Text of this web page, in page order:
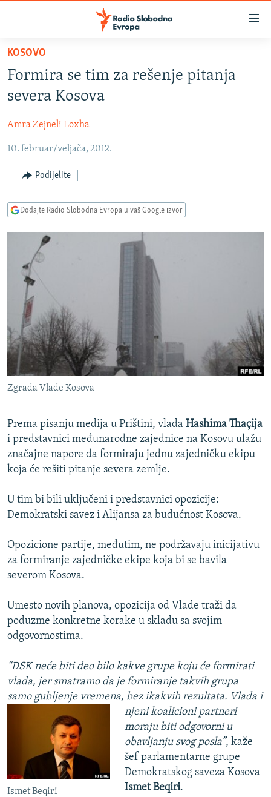
Pređite
glavni
sadržaj
na
navigaciju
Pređite
pretragu
KOSOVO
CRNA GORA
VIZUELNO
FOTOGALERIJE
INFOGRAFIKE
PODCASTI
RAT U UKRAJINI
KINA NA BALKANU
RSE PRIČE IZ SVIJETA
ISPRIČAJ MI
DNEVNO@RSE
SPECIJALI RSE
VIŠE OD NASLOVA
GENOCID U SREBRENICI
POPLAVE I KLIZIŠTA U BIH 2024.
POST SCRIPTUM
MOJA EVROPA
SVE KARTE DEJTONA
NASTANAK I RASPAD JUGOSLAVIJE
PRATITE NAS
Sve RFE/RL stranice
KOSOVO
Formira se tim za rešenje pitanja
severa Kosova
Amra Zejneli Loxha
10. februar/veljača, 2012.
Podijelite
Dodajte Radio Slobodna Evropa u vaš Google izvor
Zgrada Vlade Kosova
Prema pisanju medija u Prištini, vlada Hashima Thaçija
i predstavnici međunarodne zajednice na Kosovu ulažu
značajne napore da formiraju jednu zajedničku ekipu
koja će rešiti pitanje severa zemlje.
U tim bi bili uključeni i predstavnici opozicije:
Demokratski savez i Alijansa za budućnost Kosova.
Opozicione partije, međutim, ne podržavaju inicijativu
za formiranje zajedničke ekipe koja bi se bavila
severom Kosova.
Umesto novih planova, opozicija od Vlade traži da
poduzme konkretne korake u skladu sa svojim
odgovornostima.
“DSK neće biti deo bilo kakve grupe koju će formirati
vlada, jer smatramo da je formiranje takvih grupa
samo gubljenje vremena, bez ikakvih rezultata.
Ismet Beqiri
Vlada i
njeni koalicioni partneri
moraju biti odgovorni u
obavljanju svog posla”, kaže
šef parlamentarne grupe
Demokratskog saveza Kosova
Ismet Beqiri.